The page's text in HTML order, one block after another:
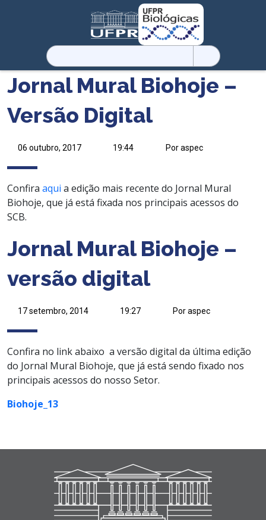
Pesquisar
por:
Jornal Mural Biohoje –
Versão Digital
06 outubro, 2017 19:44 Por aspec
Confira aqui a edição mais recente do Jornal Mural
Biohoje, que já está fixada nos principais acessos do
SCB.
Jornal Mural Biohoje –
versão digital
17 setembro, 2014 19:27 Por aspec
Confira no link abaixo a versão digital da última edição
do Jornal Mural Biohoje, que já está sendo fixado nos
principais acessos do nosso Setor.
Biohoje_13